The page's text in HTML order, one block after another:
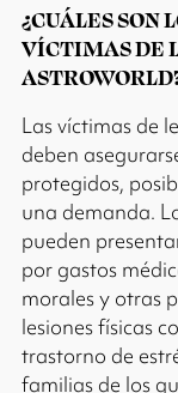
¿CUÁLES SON
VÍCTIMAS DE
Las víctimas de
deben
protegidos,
una demanda.
pueden
por gastos
morales y otras
lesiones físicas
trastorno de
familias de los